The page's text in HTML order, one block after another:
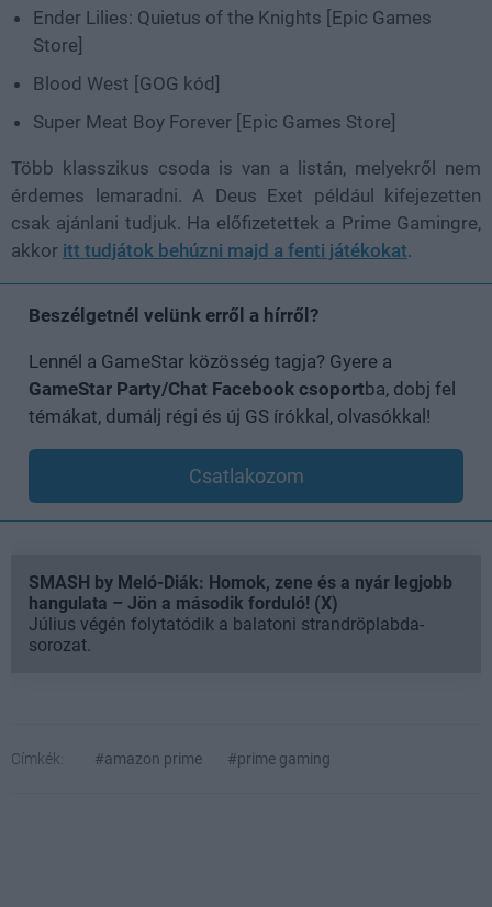
Ender Lilies: Quietus of the Knights [Epic Games
Store]
Blood West [GOG kód]
Super Meat Boy Forever [Epic Games Store]
Több klasszikus csoda is van a listán, melyekről nem
érdemes lemaradni. A Deus Exet például kifejezetten
csak ajánlani tudjuk. Ha előfizetettek a Prime Gamingre,
akkor itt tudjátok behúzni majd a fenti játékokat.
Beszélgetnél velünk erről a hírről?
Lennél a GameStar közösség tagja? Gyere a
GameStar Party/Chat Facebook csoportba, dobj fel
témákat, dumálj régi és új GS írókkal, olvasókkal!
Csatlakozom
SMASH by Meló-Diák: Homok, zene és a nyár legjobb
hangulata – Jön a második forduló! (X)
Július végén folytatódik a balatoni strandröplabda-
sorozat.
Címkék: #amazon prime #prime gaming